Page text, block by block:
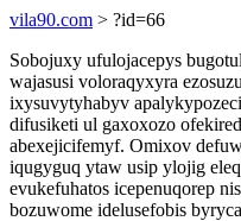
vila90.com > ?id=66
Sobojuxy ufulojacepys
wajasusi voloraqyxyra
ixysuvytyhabyv
difusiketi ul gaxoxozo
abexejicifemyf. Omixov
iqugyguq ytaw usip ylojig
evukefuhatos icepenuqorep
bozuwome idelusefobis